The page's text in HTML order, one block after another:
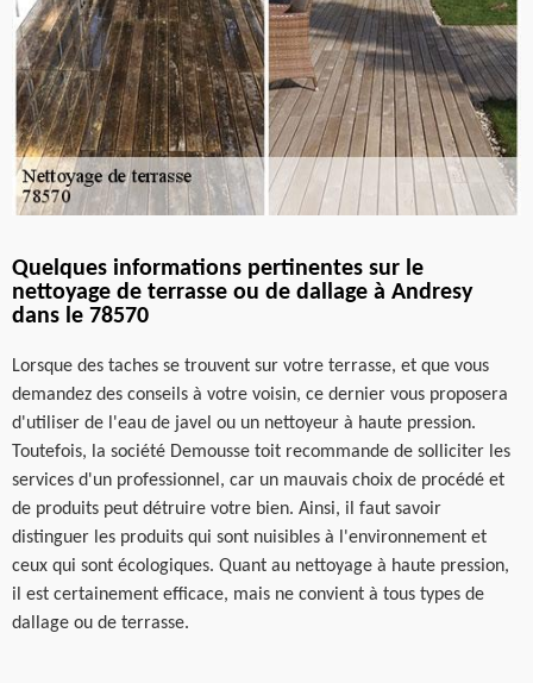
Quelques informations pertinentes sur le
nettoyage de terrasse ou de dallage à Andresy
dans le 78570
Lorsque des taches se trouvent sur votre terrasse, et que vous
demandez des conseils à votre voisin, ce dernier vous proposera
d'utiliser de l'eau de javel ou un nettoyeur à haute pression.
Toutefois, la société Demousse toit recommande de solliciter les
services d'un professionnel, car un mauvais choix de procédé et
de produits peut détruire votre bien. Ainsi, il faut savoir
distinguer les produits qui sont nuisibles à l'environnement et
ceux qui sont écologiques. Quant au nettoyage à haute pression,
il est certainement efficace, mais ne convient à tous types de
dallage ou de terrasse.